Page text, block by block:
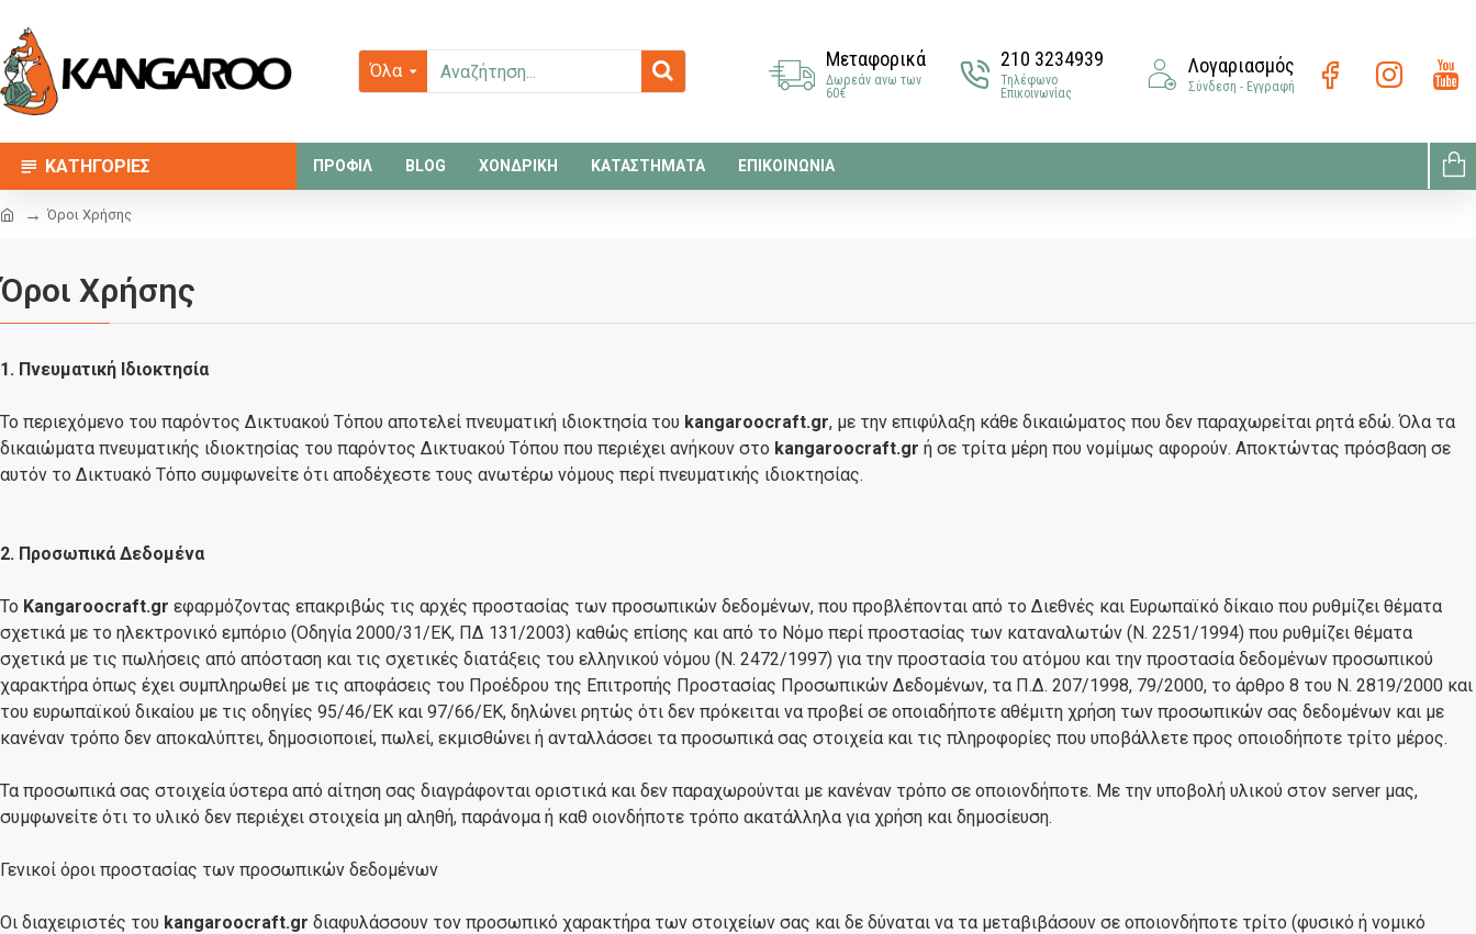
Όλα
Μεταφορικά
Δωρεάν ανω των
60€
210 3234939
Τηλέφωνο
Επικοινωνίας
Λογαριασμός
Σύνδεση - Εγγραφή
ΚΑΤΗΓΟΡΙΕΣ ΠΡΟΦΙΛ BLOG ΧΟΝΔΡΙΚΗ ΚΑΤΑΣΤΗΜΑΤΑ ΕΠΙΚΟΙΝΩΝΙΑ
Όροι Χρήσης
Όροι Χρήσης
1. Πνευματική Ιδιοκτησία
Το περιεχόμενο του παρόντος Δικτυακού Τόπου αποτελεί πνευματική ιδιοκτησία του kangaroocraft.gr, με την επιφύλαξη κάθε δικαιώματος που δεν παραχωρείται ρητά εδώ. Όλα τα
δικαιώματα πνευματικής ιδιοκτησίας του παρόντος Δικτυακού Τόπου που περιέχει ανήκουν στο kangaroocraft.gr ή σε τρίτα μέρη που νομίμως αφορούν. Αποκτώντας πρόσβαση σε
αυτόν το Δικτυακό Τόπο συμφωνείτε ότι αποδέχεστε τους ανωτέρω νόμους περί πνευματικής ιδιοκτησίας.
2. Προσωπικά Δεδομένα
Το Kangaroocraft.gr εφαρμόζοντας επακριβώς τις αρχές προστασίας των προσωπικών δεδομένων, που προβλέπονται από το Διεθνές και Ευρωπαϊκό δίκαιο που ρυθμίζει θέματα
σχετικά με το ηλεκτρονικό εμπόριο (Οδηγία 2000/31/ΕΚ, ΠΔ 131/2003) καθώς επίσης και από το Νόμο περί προστασίας των καταναλωτών (Ν. 2251/1994) που ρυθμίζει θέματα
σχετικά με τις πωλήσεις από απόσταση και τις σχετικές διατάξεις του ελληνικού νόμου (Ν. 2472/1997) για την προστασία του ατόμου και την προστασία δεδομένων προσωπικού
χαρακτήρα όπως έχει συμπληρωθεί με τις αποφάσεις του Προέδρου της Επιτροπής Προστασίας Προσωπικών Δεδομένων, τα Π.Δ. 207/1998, 79/2000, το άρθρο 8 του Ν. 2819/2000 και
του ευρωπαϊκού δικαίου με τις οδηγίες 95/46/ΕΚ και 97/66/ΕΚ, δηλώνει ρητώς ότι δεν πρόκειται να προβεί σε οποιαδήποτε αθέμιτη χρήση των προσωπικών σας δεδομένων και με
κανέναν τρόπο δεν αποκαλύπτει, δημοσιοποιεί, πωλεί, εκμισθώνει ή ανταλλάσσει τα προσωπικά σας στοιχεία και τις πληροφορίες που υποβάλλετε προς οποιοδήποτε τρίτο μέρος.
Τα προσωπικά σας στοιχεία ύστερα από αίτηση σας διαγράφονται οριστικά και δεν παραχωρούνται με κανέναν τρόπο σε οποιονδήποτε. Με την υποβολή υλικού στον server μας,
συμφωνείτε ότι το υλικό δεν περιέχει στοιχεία μη αληθή, παράνομα ή καθ οιονδήποτε τρόπο ακατάλληλα για χρήση και δημοσίευση.
Γενικοί όροι προστασίας των προσωπικών δεδομένων
Οι διαχειριστές του kangaroocraft.gr διαφυλάσσουν τον προσωπικό χαρακτήρα των στοιχείων σας και δε δύναται να τα μεταβιβάσουν σε οποιονδήποτε τρίτο (φυσικό ή νομικό